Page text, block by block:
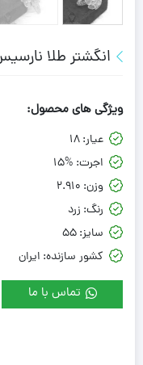
انگشتر طلا
ویژگی های محصول:
عیار:18
اجرت: 15%
وزن: 2.910
رنگ: زرد
سایز:55
کشور سازنده: ایران
تماس با ما